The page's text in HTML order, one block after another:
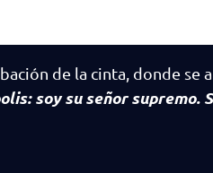
de la cinta, donde se
soy su señor supremo.